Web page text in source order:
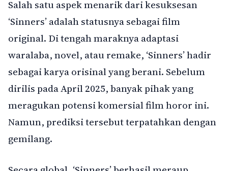
Salah satu aspek menarik dari kesuksesan
‘Sinners’ adalah statusnya sebagai film
original. Di tengah maraknya adaptasi
waralaba, novel, atau remake, ‘Sinners’ hadir
sebagai karya orisinal yang berani. Sebelum
dirilis pada April 2025, banyak pihak yang
meragukan potensi komersial film horor ini.
Namun, prediksi tersebut terpatahkan dengan
gemilang.